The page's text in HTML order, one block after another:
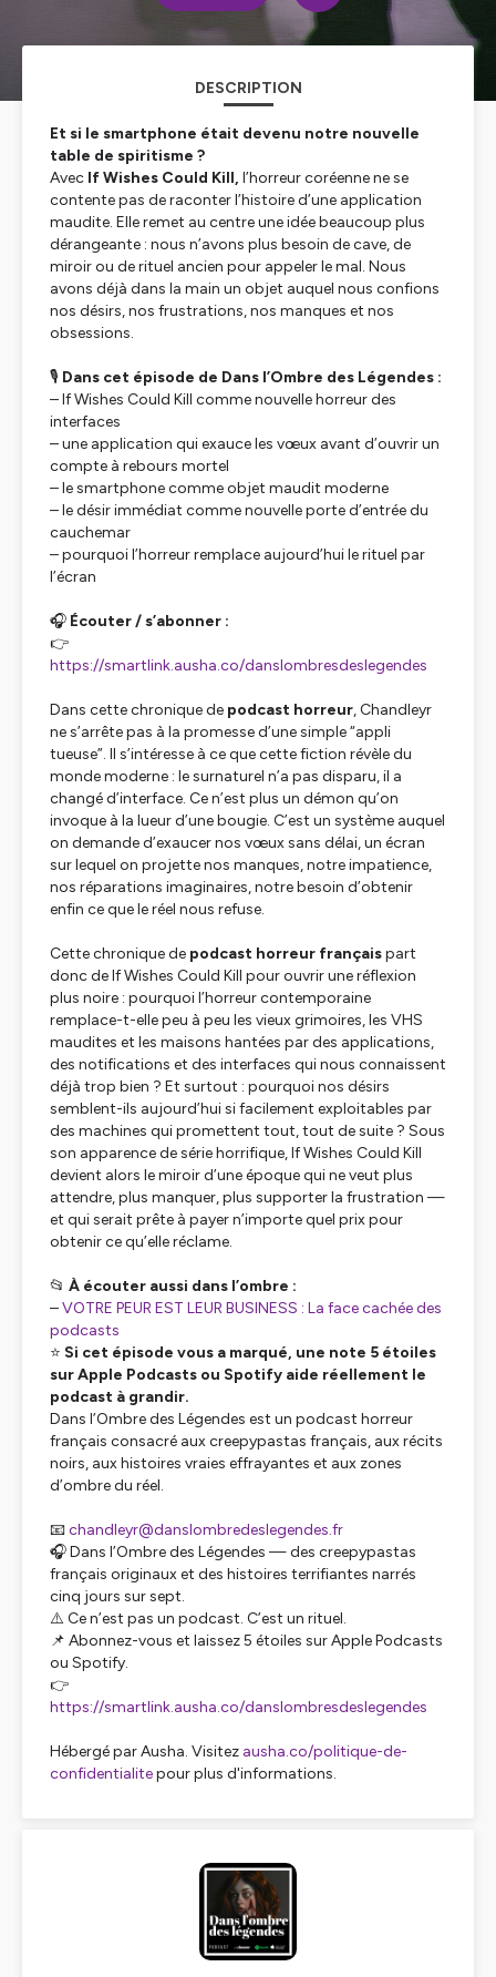
DESCRIPTION
Et si le smartphone était devenu notre nouvelle
table de spiritisme ?
Avec If Wishes Could Kill, l’horreur coréenne ne se
contente pas de raconter l’histoire d’une application
maudite. Elle remet au centre une idée beaucoup plus
dérangeante : nous n’avons plus besoin de cave, de
miroir ou de rituel ancien pour appeler le mal. Nous
avons déjà dans la main un objet auquel nous confions
nos désirs, nos frustrations, nos manques et nos
obsessions.
🎙️ Dans cet épisode de Dans l’Ombre des Légendes :
–If Wishes Could Kill comme nouvelle horreur des
interfaces
– une application qui exauce les vœux avant d’ouvrir un
compte à rebours mortel
– le smartphone comme objet maudit moderne
– le désir immédiat comme nouvelle porte d’entrée du
cauchemar
– pourquoi l’horreur remplace aujourd’hui le rituel par
l’écran
🎧 Écouter / s’abonner :
👉
https://smartlink.ausha.co/danslombresdeslegendes
Dans cette chronique de podcast horreur, Chandleyr
ne s’arrête pas à la promesse d’une simple “appli
tueuse”. Il s’intéresse à ce que cette fiction révèle du
monde moderne : le surnaturel n’a pas disparu, il a
changé d’interface. Ce n’est plus un démon qu’on
invoque à la lueur d’une bougie. C’est un système auquel
on demande d’exaucer nos vœux sans délai, un écran
sur lequel on projette nos manques, notre impatience,
nos réparations imaginaires, notre besoin d’obtenir
enfin ce que le réel nous refuse.
Cette chronique de podcast horreur françaispart
donc deIf Wishes Could Kill pour ouvrir une réflexion
plus noire : pourquoi l’horreur contemporaine
remplace-t-elle peu à peu les vieux grimoires, les VHS
maudites et les maisons hantées par des applications,
des notifications et des interfaces qui nous connaissent
déjà trop bien ? Et surtout : pourquoi nos désirs
semblent-ils aujourd’hui si facilement exploitables par
des machines qui promettent tout, tout de suite ? Sous
son apparence de série horrifique,If Wishes Could Kill
devient alors le miroir d’une époque qui ne veut plus
attendre, plus manquer, plus supporter la frustration —
et qui serait prête à payer n’importe quel prix pour
obtenir ce qu’elle réclame.
📂 À écouter aussi dans l’ombre :
–VOTRE PEUR EST LEUR BUSINESS : La face cachée des
podcasts
⭐ Si cet épisode vous a marqué, une note 5 étoiles
sur Apple Podcasts ou Spotify aide réellement le
podcast à grandir.
Dans l’Ombre des Légendes est un podcast horreur
français consacré aux creepypastas français, aux récits
noirs, aux histoires vraies effrayantes et aux zones
d’ombre du réel.
📧chandleyr@danslombredeslegendes.fr
🎧 Dans l’Ombre des Légendes — des creepypastas
français originaux et des histoires terrifiantes narrés
cinq jours sur sept.
⚠️ Ce n’est pas un podcast. C’est un rituel.
📌 Abonnez-vous et laissez 5 étoiles sur Apple Podcasts
ou Spotify.
👉
https://smartlink.ausha.co/danslombresdeslegendes
Hébergé par Ausha. Visitez ausha.co/politique-de-
confidentialitepour plus d'informations.